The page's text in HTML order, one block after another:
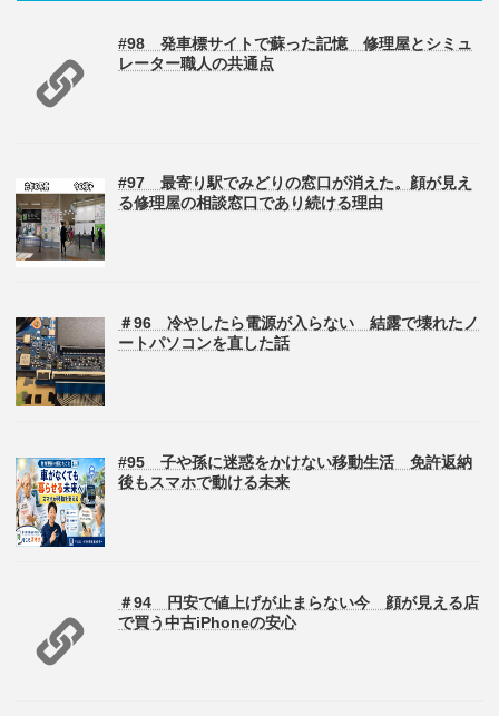
#98 発車標サイトで蘇った記憶 修理屋とシミュ
レーター職人の共通点
#97 最寄り駅でみどりの窓口が消えた。顔が見え
る修理屋の相談窓口であり続ける理由
＃96 冷やしたら電源が入らない 結露で壊れたノ
ートパソコンを直した話
#95 子や孫に迷惑をかけない移動生活 免許返納
後もスマホで動ける未来
＃94 円安で値上げが止まらない今 顔が見える店
で買う中古iPhoneの安心